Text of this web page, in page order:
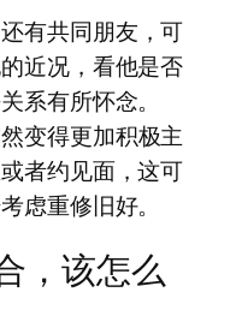
有共同朋友，可
近况，看他是否
系有所怀念。
变得更加积极主
者约见面，这可
虑重修旧好。
，该怎么